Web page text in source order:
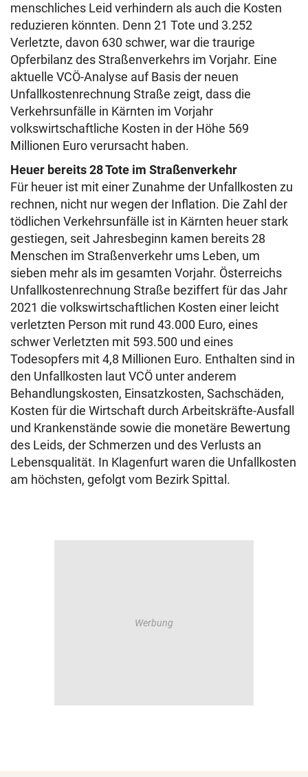
menschliches Leid verhindern als auch die Kosten
reduzieren könnten. Denn 21 Tote und 3.252
Verletzte, davon 630 schwer, war die traurige
Opferbilanz des Straßenverkehrs im Vorjahr. Eine
aktuelle VCÖ-Analyse auf Basis der neuen
Unfallkostenrechnung Straße zeigt, dass die
Verkehrsunfälle in Kärnten im Vorjahr
volkswirtschaftliche Kosten in der Höhe 569
Millionen Euro verursacht haben.
Heuer bereits 28 Tote im Straßenverkehr
Für heuer ist mit einer Zunahme der Unfallkosten zu
rechnen, nicht nur wegen der Inflation. Die Zahl der
tödlichen Verkehrsunfälle ist in Kärnten heuer stark
gestiegen, seit Jahresbeginn kamen bereits 28
Menschen im Straßenverkehr ums Leben, um
sieben mehr als im gesamten Vorjahr. Österreichs
Unfallkostenrechnung Straße beziffert für das Jahr
2021 die volkswirtschaftlichen Kosten einer leicht
verletzten Person mit rund 43.000 Euro, eines
schwer Verletzten mit 593.500 und eines
Todesopfers mit 4,8 Millionen Euro. Enthalten sind in
den Unfallkosten laut VCÖ unter anderem
Behandlungskosten, Einsatzkosten, Sachschäden,
Kosten für die Wirtschaft durch Arbeitskräfte-Ausfall
und Krankenstände sowie die monetäre Bewertung
des Leids, der Schmerzen und des Verlusts an
Lebensqualität. In Klagenfurt waren die Unfallkosten
am höchsten, gefolgt vom Bezirk Spittal.